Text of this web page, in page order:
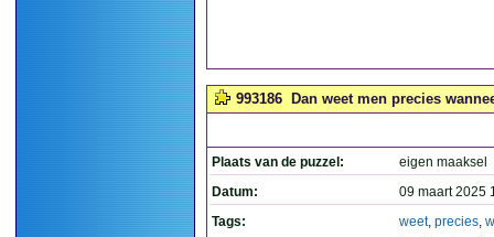
993186 Dan weet men precies
Plaats van de puzzel:
eigen maaksel
Datum:
09 maart 2025
Tags:
weet, precies,